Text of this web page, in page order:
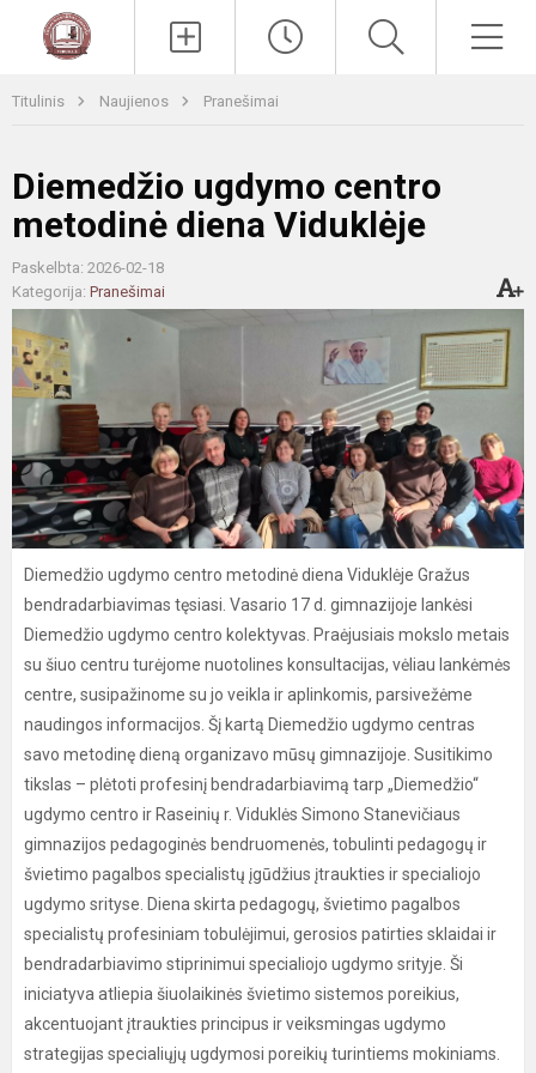
Titulinis Naujienos Pranešimai
Diemedžio ugdymo centro
metodinė diena Viduklėje
Paskelbta: 2026-02-18
Kategorija: Pranešimai
Diemedžio ugdymo centro metodinė diena Viduklėje Gražus
bendradarbiavimas tęsiasi. Vasario 17 d. gimnazijoje lankėsi
Diemedžio ugdymo centro kolektyvas. Praėjusiais mokslo metais
su šiuo centru turėjome nuotolines konsultacijas, vėliau lankėmės
centre, susipažinome su jo veikla ir aplinkomis, parsivežėme
naudingos informacijos. Šį kartą Diemedžio ugdymo centras
savo metodinę dieną organizavo mūsų gimnazijoje. Susitikimo
tikslas – plėtoti profesinį bendradarbiavimą tarp „Diemedžio“
ugdymo centro ir Raseinių r. Viduklės Simono Stanevičiaus
gimnazijos pedagoginės bendruomenės, tobulinti pedagogų ir
švietimo pagalbos specialistų įgūdžius įtraukties ir specialiojo
ugdymo srityse. Diena skirta pedagogų, švietimo pagalbos
specialistų profesiniam tobulėjimui, gerosios patirties sklaidai ir
bendradarbiavimo stiprinimui specialiojo ugdymo srityje. Ši
iniciatyva atliepia šiuolaikinės švietimo sistemos poreikius,
akcentuojant įtraukties principus ir veiksmingas ugdymo
strategijas specialiųjų ugdymosi poreikių turintiems mokiniams.